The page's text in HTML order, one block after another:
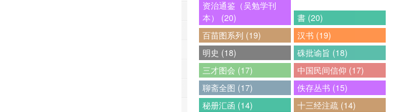
资治通鉴（吴勉学刊
本） (20)
書 (20)
百苗图系列 (19)
汉书 (19)
明史 (18)
硃批谕旨 (18)
三才图会 (17)
中国民间信仰 (17)
聊斋全图 (17)
佚存丛书 (15)
秘册汇函 (14)
十三经注疏 (14)